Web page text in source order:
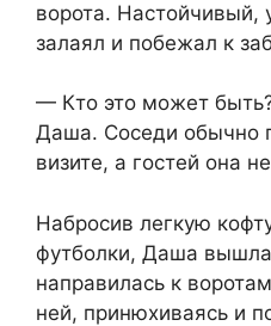
ворота. Настойчивый,
залаял и побежал к
— Кто это может
Даша. Соседи обычно
визите, а гостей она
Набросив легкую
футболки, Даша
направилась к
ней, принюхиваясь и